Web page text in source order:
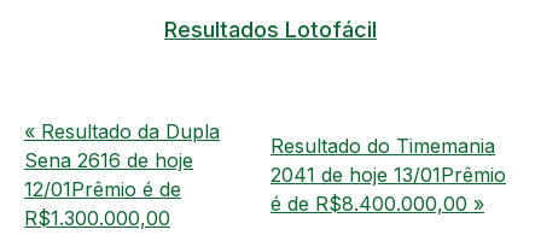
Resultados Lotofácil
« Resultado da Dupla
Sena 2616 de hoje
12/01Prêmio é de
R$1.300.000,00
Resultado do Timemania
2041 de hoje 13/01Prêmio
é de R$8.400.000,00 »